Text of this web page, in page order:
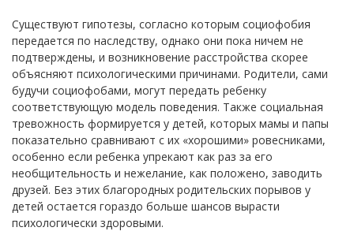
Существуют гипотезы, согласно которым социофобия
передается по наследству, однако они пока ничем не
подтверждены, и возникновение расстройства скорее
объясняют психологическими причинами. Родители, сами
будучи социофобами, могут передать ребенку
соответствующую модель поведения. Также социальная
тревожность формируется у детей, которых мамы и папы
показательно сравнивают с их «хорошими» ровесниками,
особенно если ребенка упрекают как раз за его
необщительность и нежелание, как положено, заводить
друзей. Без этих благородных родительских порывов у
детей остается гораздо больше шансов вырасти
психологически здоровыми.